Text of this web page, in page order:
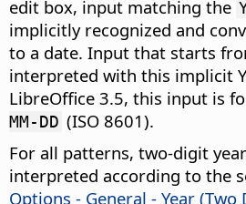
edit box, input matching the
implicitly recognized and
to a date. Input that starts
interpreted with this implicit
LibreOffice 3.5, this input is
MM-DD (ISO 8601).
For all patterns, two-digit
interpreted according to the
Options - General - Year (Two